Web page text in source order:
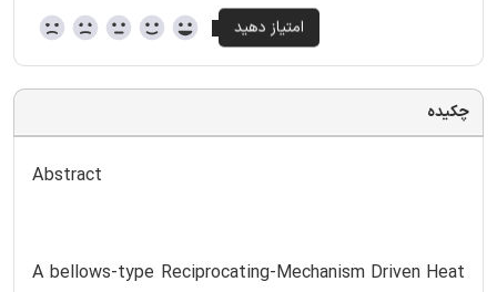
چکیده
Abstract
A bellows-type Reciprocating-Mechanism Driven Heat